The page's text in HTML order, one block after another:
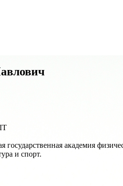
академия
и спорт.